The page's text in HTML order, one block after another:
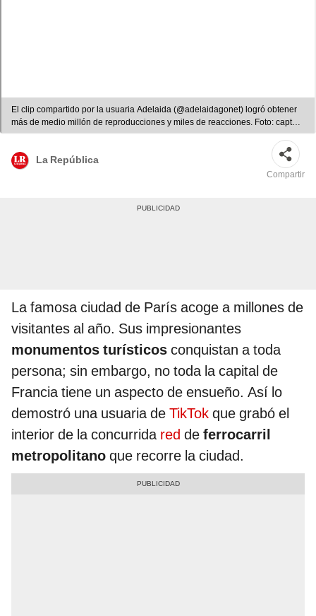
El clip compartido por la usuaria Adelaida (@adelaidagonet) logró obtener
más de medio millón de reproducciones y miles de reacciones. Foto: captura
de TikTok
La República
Compartir
La famosa ciudad de París acoge a millones de
visitantes al año. Sus impresionantes
monumentos turísticos conquistan a toda
persona; sin embargo, no toda la capital de
Francia tiene un aspecto de ensueño. Así lo
demostró una usuaria de TikTok que grabó el
interior de la concurrida red de ferrocarril
metropolitano que recorre la ciudad.